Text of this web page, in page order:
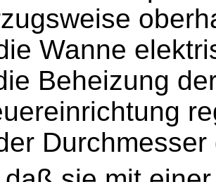
Wanne
Beheizung